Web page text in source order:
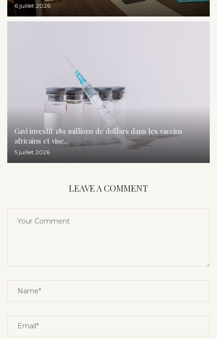
6 juillet 2026
Gavi investit 189 millions de dollars dans les vaccins
africains et vise...
5 juillet 2026
LEAVE A COMMENT